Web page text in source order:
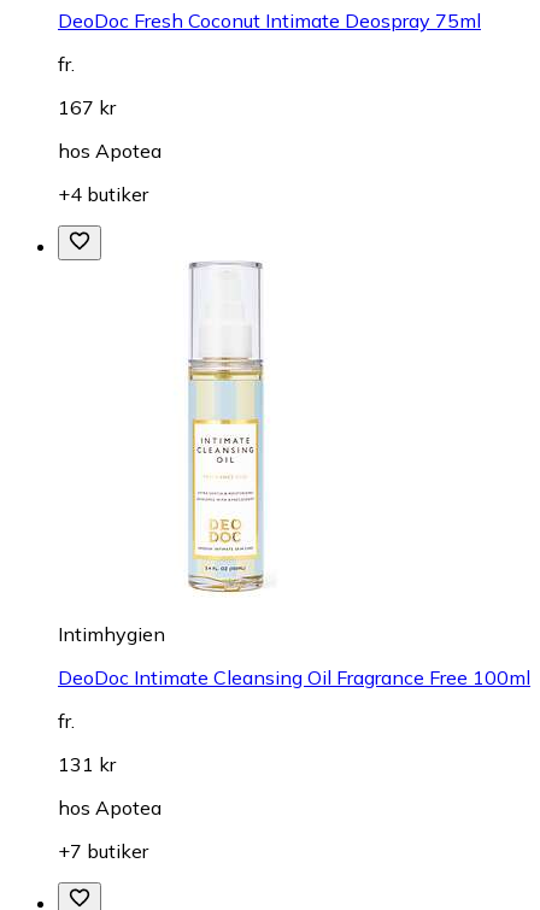
DeoDoc Fresh Coconut Intimate Deospray 75ml
fr.
167 kr
hos Apotea
+4 butiker
Intimhygien
DeoDoc Intimate Cleansing Oil Fragrance Free 100ml
fr.
131 kr
hos Apotea
+7 butiker